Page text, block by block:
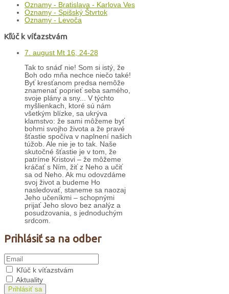
Oznamy - Bratislava - Karlova Ves
Oznamy - Spišský Štvrtok
Oznamy - Levoča
Kľúč k víťazstvám
7. august Mt 16, 24-28
Tak to snáď nie! Som si istý, že
Boh odo mňa nechce niečo také!
Byť kresťanom predsa nemôže
znamenať poprieť seba samého,
svoje plány a sny... V týchto
myšlienkach, ktoré sú nám
všetkým blízke, sa ukrýva
klamstvo: že sami môžeme byť
bohmi svojho života a že pravé
šťastie spočíva v naplnení našich
túžob. Ale nie je to tak. Naše
skutočné šťastie je v tom, že
patríme Kristovi – že môžeme
kráčať s Ním, žiť z Neho a učiť
sa od Neho. Ak mu odovzdáme
svoj život a budeme Ho
nasledovať, staneme sa naozaj
Jeho učeníkmi – schopnými
prijať Jeho slovo bez analýz a
posudzovania, s jednoduchým
srdcom.
Prihlásiť sa na odber
Kľúč k víťazstvám
Aktuality
Prihlásiť sa